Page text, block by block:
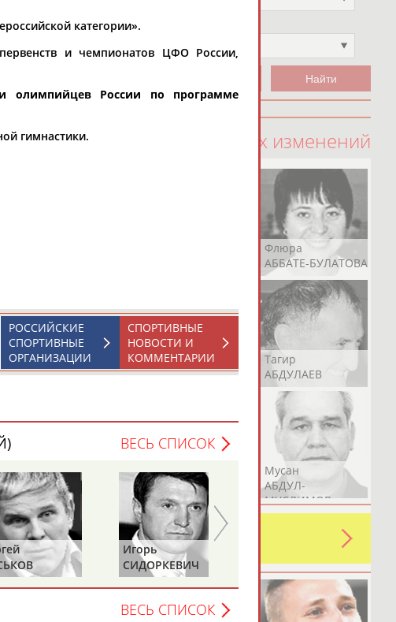
Чемпион
100 последних изменений
Флюра
АББАТЕ-БУЛАТОВА
Герман
АБДУЛАЕВ
Рамазан
АБДУЛАЕВ
Тагир
АБДУЛАЕВ
Аслан
АБДУЛЛИН
Эмиль
АБДУЛЛИН
Мусан
АБДУЛ-
МУСЛИМОВ
какую-либо ошибку в уже
своей страны!
категории».
и чемпионатов ЦФО России,
олимпийцев России по программе
гимнастики.
СПОРТИВНЫЕ
НОВОСТИ И
КОММЕНТАРИИ
РОССИЙСКИЕ
СПОРТИВНЫЕ
ОРГАНИЗАЦИИ
ВЕСЬ СПИСОК
Игорь
СИДОРКЕВИЧ
ВОЕВОДИН
ВЕСЬ СПИСОК